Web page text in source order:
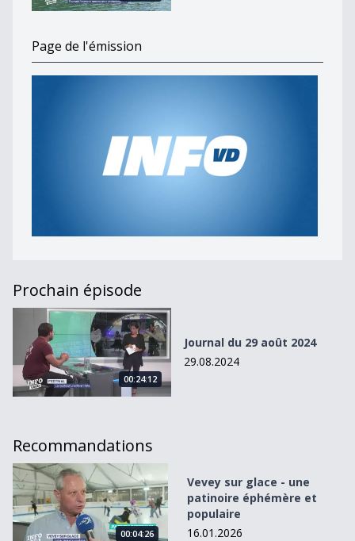
Page de l'émission
Prochain épisode
Journal du 29 août 2024
00:24:12
Journal du 29 août 2024
29.08.2024
Recommandations
Vevey sur glace - une patinoire éphémère et populaire
00:04:26
Vevey sur glace - une
patinoire éphémère et
populaire
16.01.2026